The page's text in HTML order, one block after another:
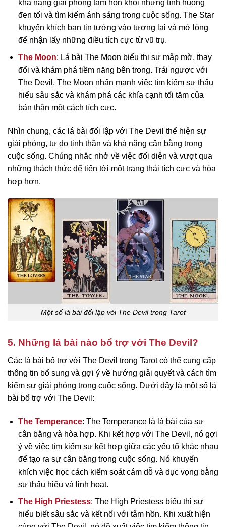
khả năng giải phóng tâm hồn khỏi những tình huống
đen tối và tìm kiếm ánh sáng trong cuộc sống. The Star
khuyến khích bạn tin tưởng vào tương lai và mở lòng
để nhận lấy những điều tích cực từ vũ trụ.
The Moon: Lá bài The Moon biểu thị sự mập mờ, thay
đổi và khám phá tiềm năng bên trong. Trái ngược với
The Devil, The Moon nhấn mạnh việc tìm kiếm sự thấu
hiểu sâu sắc và khám phá các khía cạnh tối tăm của
bản thân một cách tích cực.
Nhìn chung, các lá bài đối lập với The Devil thể hiện sự
giải phóng, tự do tinh thần và khả năng cân bằng trong
cuộc sống. Chúng nhắc nhở về việc đối diện và vượt qua
những thách thức để tiến tới một trạng thái tích cực và hòa
hợp hơn.
Một số lá bài đối lập với The Devil trong Tarot
5. Những lá bài nào bổ trợ với The Devil?
Các lá bài bổ trợ với The Devil trong Tarot có thể cung cấp
thông tin bổ sung và gợi ý về hướng giải quyết và cách tìm
kiếm sự giải phóng trong cuộc sống. Dưới đây là một số lá
bài bổ trợ với The Devil:
The Temperance: The Temperance là lá bài của sự
cân bằng và hòa hợp. Khi kết hợp với The Devil, nó gợi
ý về việc tìm kiếm sự kết hợp giữa các yếu tố khác nhau
để tạo ra sự cân bằng trong cuộc sống. Nó khuyến
khích việc học cách kiểm soát cám dỗ và dục vọng bằng
sự thấu hiểu và linh hoạt.
The High Priestess: The High Priestess biểu thị sự
hiểu biết sâu sắc và kết nối với tâm hồn. Khi xuất hiện